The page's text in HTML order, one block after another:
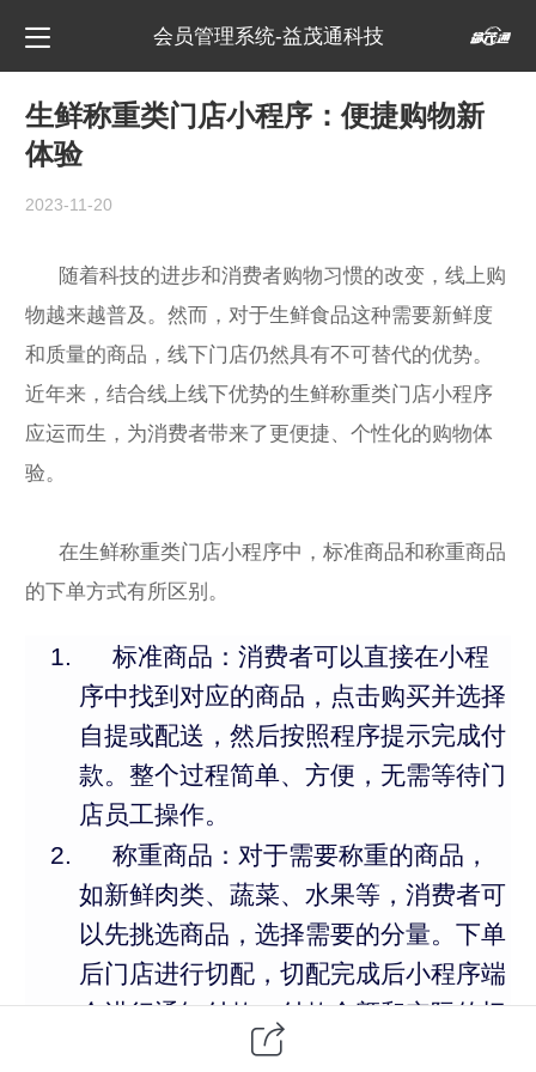
会员管理系统-益茂通科技
生鲜称重类门店小程序：便捷购物新
体验
2023-11-20
随着科技的进步和消费者购物习惯的改变，线上购
物越来越普及。然而，对于生鲜食品这种需要新鲜度
和质量的商品，线下门店仍然具有不可替代的优势。
近年来，结合线上线下优势的生鲜称重类门店小程序
应运而生，为消费者带来了更便捷、个性化的购物体
验。
在生鲜称重类门店小程序中，标准商品和称重商品
的下单方式有所区别。
标准商品：消费者可以直接在小程
序中找到对应的商品，点击购买并选择
自提或配送，然后按照程序提示完成付
款。整个过程简单、方便，无需等待门
店员工操作。
称重商品：对于需要称重的商品，
如新鲜肉类、蔬菜、水果等，消费者可
以先挑选商品，选择需要的分量。下单
后门店进行切配，切配完成后小程序端
会进行通知付款，付款金额和实际的切
配金额一致，与传统的在收银台排队付